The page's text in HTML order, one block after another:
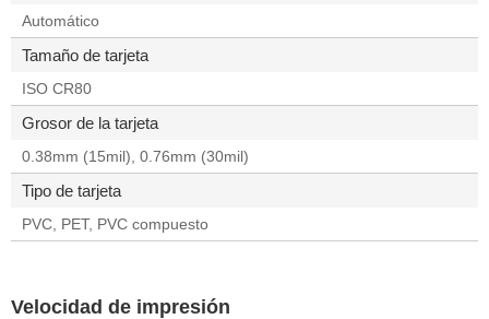
Automático
Tamaño de tarjeta
ISO CR80
Grosor de la tarjeta
0.38mm (15mil), 0.76mm (30mil)
Tipo de tarjeta
PVC, PET, PVC compuesto
Velocidad de impresión